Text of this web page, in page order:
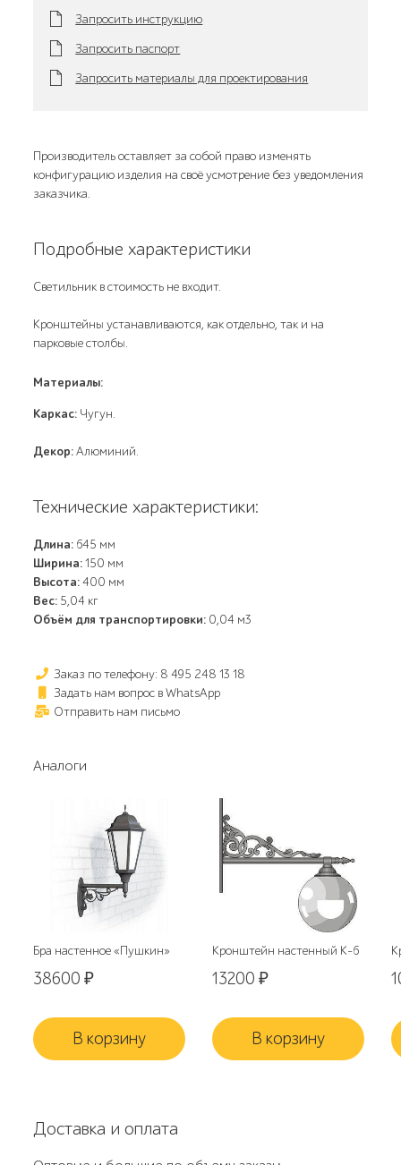
Запросить инструкцию
Запросить паспорт
Запросить материалы для проектирования
Производитель оставляет за собой право изменять
конфигурацию изделия на своё усмотрение без уведомления
заказчика.
Подробные характеристики
Светильник в стоимость не входит.
Кронштейны устанавливаются, как отдельно, так и на
парковые столбы.
Материалы:
Каркас: Чугун.
Декор:Алюминий.
Технические характеристики:
Длина: 645 мм
Ширина:150 мм
Высота:400 мм
Вес: 5,04 кг
Объём для транспортировки: 0,04 м3
Заказ по телефону: 8 495 248 13 18
Задать нам вопрос в WhatsApp
Отправить нам письмо
Аналоги
Бра настенное «Пушкин»
38600₽
В корзину
Кронштейн настенный К-6
13200₽
В корзину
Доставка и оплата